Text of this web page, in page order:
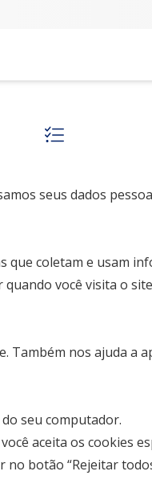
seus dados
que coletam e usam
você visita o
Também nos ajuda a
seu computador.
aceita os cookies
botão “Rejeitar